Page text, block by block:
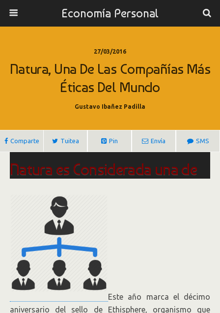
Economía Personal
27/03/2016
Natura, Una De Las Compañías Más
Éticas Del Mundo
Gustavo Ibañez Padilla
Comparte Tuitea Pin Envía SMS
Natura es Considerada una de
Mundo
La empresa de network marketing Natura
fue reconocida por sexta vez como una de las
empresas más éticas del mundo por el
Institute
, líder global en la definición y desarrollo de
estándares para prácticas éticas en los negocios. La
multinacional de productos de higiene personal y
Este año marca el décimo
aniversario del sello de Ethisphere, organismo que